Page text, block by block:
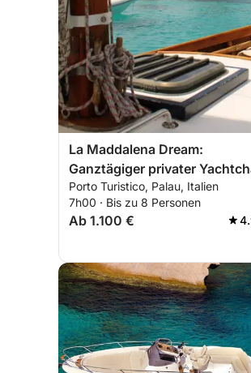
La Maddalena Dream:
Ganztägiger privater
ab Palau
Porto Turistico, Palau, Italien
7h00 · Bis zu 8 Personen
Ab 1.100 €